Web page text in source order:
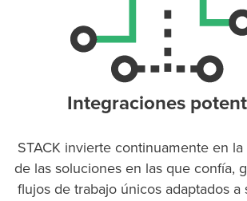
Integraciones
STACK invierte continuamente en
de las soluciones en las que confía,
flujos de trabajo únicos adaptados a